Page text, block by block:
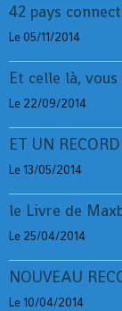
42 pays
Le 05/11/2014
Et celle là, vous
Le 22/09/2014
ET UN
Le 13/05/2014
le Livre de
Le 25/04/2014
NOUVEAU
Le 10/04/2014